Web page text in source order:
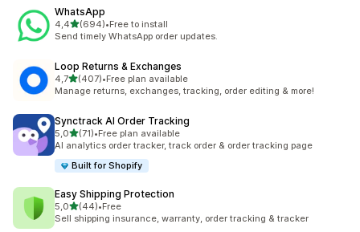
WhatsApp
4,4de 5 estrelas
(694)
694 total de avaliações
•Free to install
Send timely WhatsApp order updates.
Loop Returns & Exchanges
4,7de 5 estrelas
(407)
407 total de avaliações
•Free plan available
Manage returns, exchanges, tracking, order editing & more!
Synctrack AI Order Tracking
5,0de 5 estrelas
(71)
71 total de avaliações
•Free plan available
AI analytics order tracker, track order & order tracking page
Built for Shopify
Easy Shipping Protection
5,0de 5 estrelas
(44)
44 total de avaliações
•Free
Sell shipping insurance, warranty, order tracking & tracker